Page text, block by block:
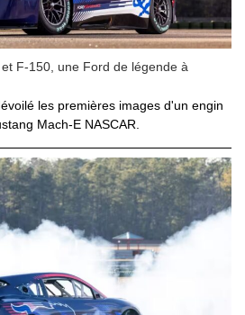
F-150, une Ford de légende à
les premières images d'un engin
Mach-E NASCAR.